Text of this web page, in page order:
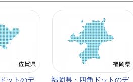
ットのデ
福岡県・四角ドットのデ